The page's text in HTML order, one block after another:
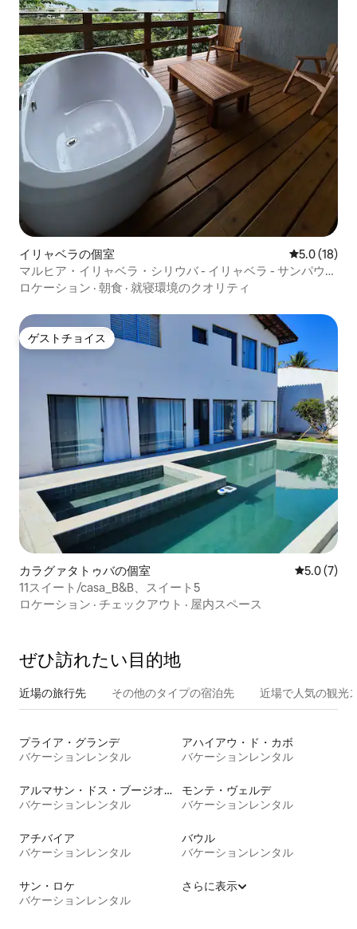
イリャベラの個室 レビュー18
5.0 (18)
マルヒア・イリャベラ・シリウバ - イリャベラ - サンパウ
ロ、スイート4 M...
ロケーション · 朝食 · 就寝環境のクオリティ
ゲストチョイス
ゲストチョイス
カラグァタトゥバの個室 レビュー7
5.0 (7)
11スイート/casa_B&B、スイート5
ロケーション · チェックアウト · 屋内スペース
ぜひ訪⁠れ⁠た⁠い目⁠的⁠地
近場の旅行先 その他のタ⁠イ⁠プ⁠の宿⁠泊⁠先 近場で人気の観光
プライア・グランデ
バケーションレンタル
アハイアウ・ド・カボ
バケーションレンタル
アルマサン・ドス・ブージオス
バケーションレンタル
モンテ・ヴェルデ
バケーションレンタル
アチバイア
バケーションレンタル
バウル
バケーションレンタル
サン・ロケ
バケーションレンタル
さらに表示